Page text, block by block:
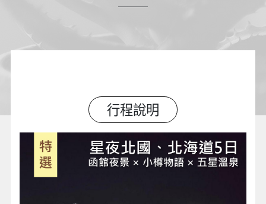
行程說明